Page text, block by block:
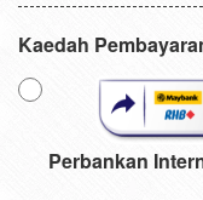
Kaedah
Perbankan